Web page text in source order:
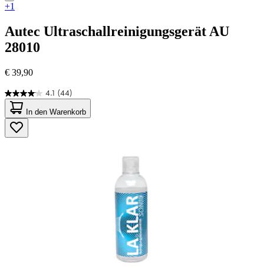
+1
Autec Ultraschallreinigungsgerät AU
28010
€ 39,90
4.1 (44)
4.1
von
5
Sternen.
44
In den Warenkorb